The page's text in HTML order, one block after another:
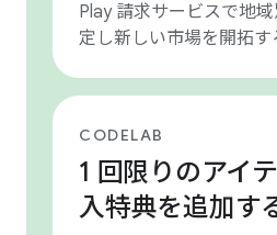
Play 請求サービスで地
定し新しい市場を開拓
CODELAB
1 回限りのアイ
入特典を追加す